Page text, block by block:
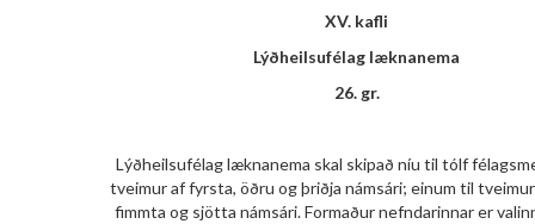
XV. kafli
Lýðheilsufélag læknanema
26. gr.
Lýðheilsufélag læknanema skal skipað níu til tólf
tveimur af fyrsta, öðru og þriðja námsári; einum til
fimmta og sjötta námsári. Formaður nefndarinnar er